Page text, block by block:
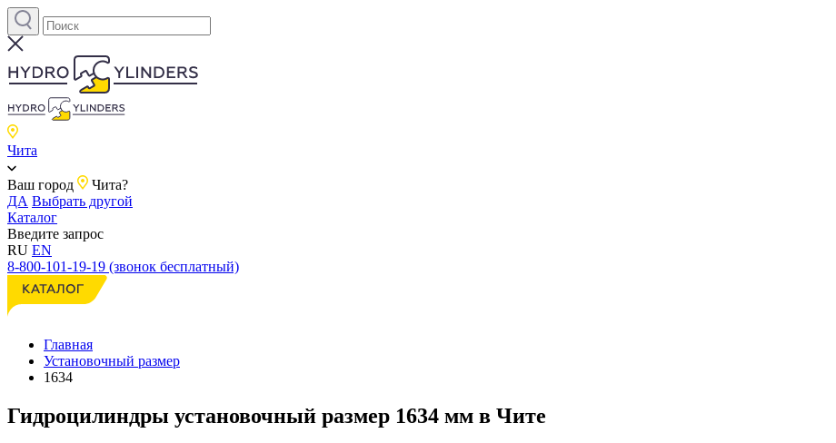
Чита
Ваш город
Чита?
ДА Выбрать другой
Каталог
Введите запрос
RU EN
8-800-101-19-19 (звонок бесплатный)
Главная
Установочный размер
1634
Гидроцилиндры установочный размер 1634 мм в Чите